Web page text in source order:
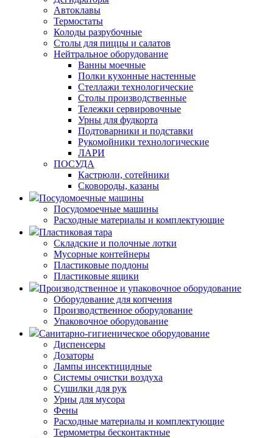
Автоклавы
Термостаты
Колоды разрубочные
Столы для пиццы и салатов
Нейтральное оборудование
Ванны моечные
Полки кухонные настенные
Стеллажи технологические
Столы производственные
Тележки сервировочные
Урны для фудкорта
Подтоварники и подставки
Рукомойники технологические
ЛАРИ
ПОСУДА
Кастрюли, сотейники
Сковороды, казаны
Посудомоечные машины
Посудомоечные машины
Расходные материалы и комплектующие
Пластиковая тара
Складские и полочные лотки
Мусорные контейнеры
Пластиковые поддоны
Пластиковые ящики
Производственное и упаковочное оборудование
Оборудование для копчения
Производственное оборудование
Упаковочное оборудование
Санитарно-гигиеническое оборудование
Диспенсеры
Дозаторы
Лампы инсектицидные
Системы очистки воздуха
Сушилки для рук
Урны для мусора
Фены
Расходные материалы и комплектующие
Термометры бесконтактные